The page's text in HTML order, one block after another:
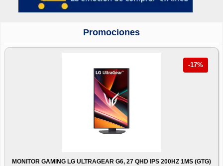
Promociones
-17%
MONITOR GAMING LG ULTRAGEAR G6, 27 QHD IPS 200HZ 1MS (GTG)